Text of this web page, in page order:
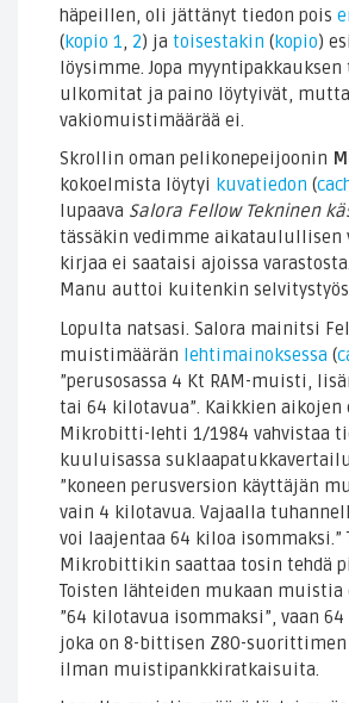
häpeillen, oli jättänyt tiedon pois
(kopio 1 2) ja toisestakin (kopio)
löysimme. Jopa
ulkomitat ja paino löytyivät, mutta
vakiomuistimäärää ei.
Skrollin oman pelikonepeijoonin
kokoelmista löytyi kuvatiedon (
lupaava Salora Fellow Tekninen
tässäkin vedimme aikataulullisen
kirjaa ei saataisi ajoissa
Manu auttoi kuitenkin
Lopulta natsasi. Salora mainitsi
muistimäärän lehtimainoksessa (
”perusosassa 4 Kt RAM-muisti,
tai 64 kilotavua”. Kaikkien aikojen
Mikrobitti-lehti 1/1984 vahvistaa
kuuluisassa
”koneen perusversion käyttäjän
vain 4 kilotavua. Vajaalla
voi laajentaa 64 kiloa isommaksi.”
Mikrobittikin saattaa tosin tehdä
Toisten lähteiden mukaan muistia
”64 kilotavua isommaksi”, vaan
joka on 8-bittisen Z80-
ilman muistipankkiratkaisuita.